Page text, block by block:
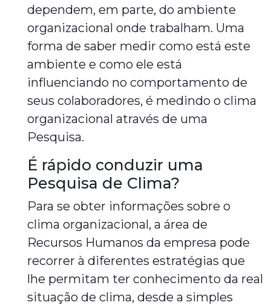
dependem, em parte, do ambiente
organizacional onde trabalham. Uma
forma de saber medir como está este
ambiente e como ele está
influenciando no comportamento de
seus colaboradores, é medindo o clima
organizacional através de uma
Pesquisa.
É rápido conduzir uma
Pesquisa de Clima?
Para se obter informações sobre o
clima organizacional, a área de
Recursos Humanos da empresa pode
recorrer à diferentes estratégias que
lhe permitam ter conhecimento da real
situação de clima, desde a simples